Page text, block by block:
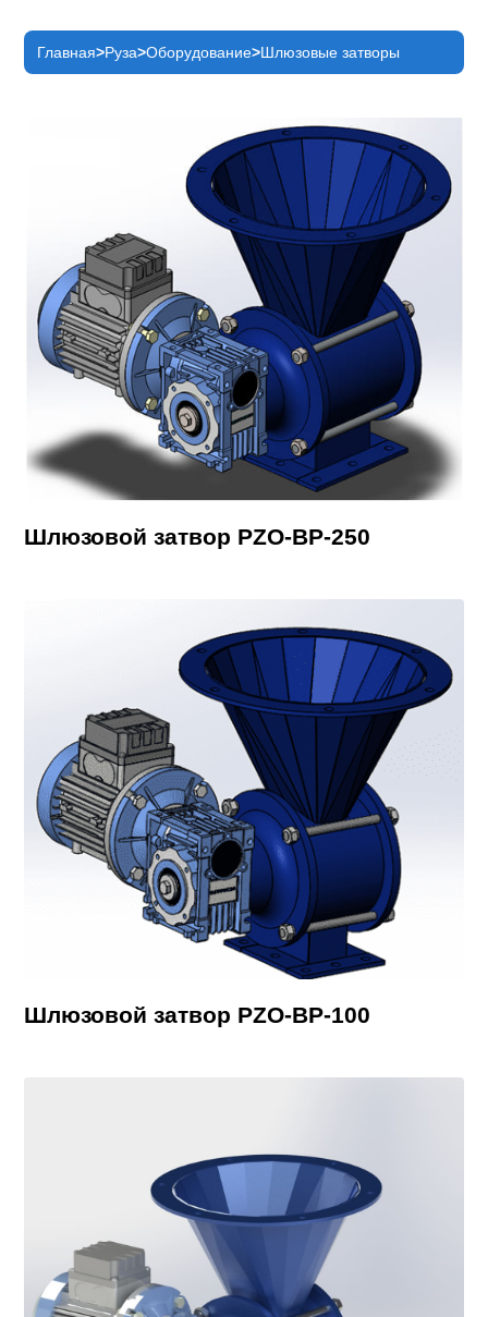
Главная Руза Оборудование Шлюзовые затворы
Шлюзовой затвор PZO-BP-250
Шлюзовой затвор PZO-BP-100